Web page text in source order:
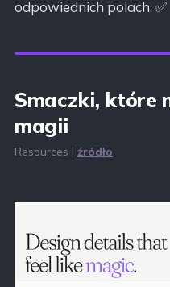
odpowiednich polach. ✅
Smaczki, które
magii
Resources | źródło